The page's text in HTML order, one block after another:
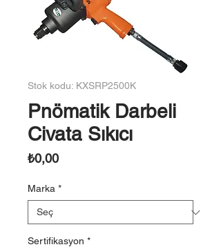
Stok kodu: KXSRP2500K
Pnömatik Darbeli
Civata Sıkıcı
₺0,00Fiyat
Marka *
Sertifikasyon *